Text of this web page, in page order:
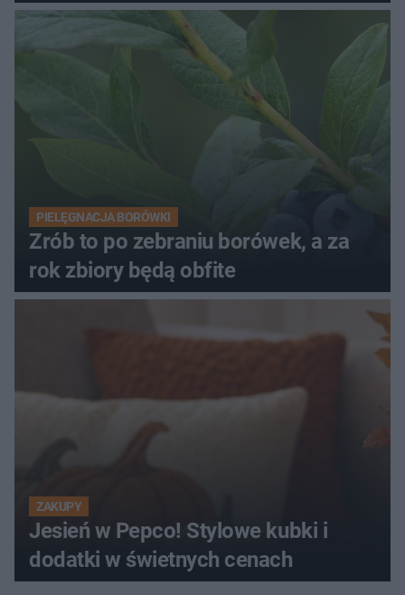
PIELĘGNACJA BORÓWKI
Zrób to po zebraniu borówek, a za
rok zbiory będą obfite
ZAKUPY
Jesień w Pepco! Stylowe kubki i
dodatki w świetnych cenach